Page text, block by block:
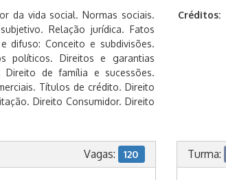
da vida social. Normas sociais.
Relação jurídica. Fatos
difuso: Conceito e subdivisões.
políticos. Direitos e garantias
Direito de família e sucessões.
Títulos de crédito. Direito
Direito Consumidor. Direito
Créditos:
Vagas: 120 Turma: